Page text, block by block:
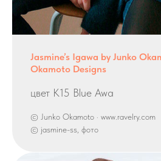
Jasmine’s Igawa by Junko
Okamoto Designs
цвет K15 Blue Awa
© Junko Okamoto · www.ravelry.com
© jasmine-ss, фото